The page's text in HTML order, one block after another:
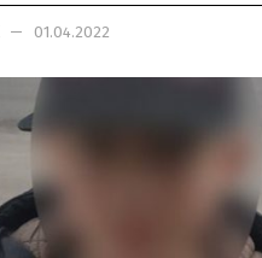
01.04.2022